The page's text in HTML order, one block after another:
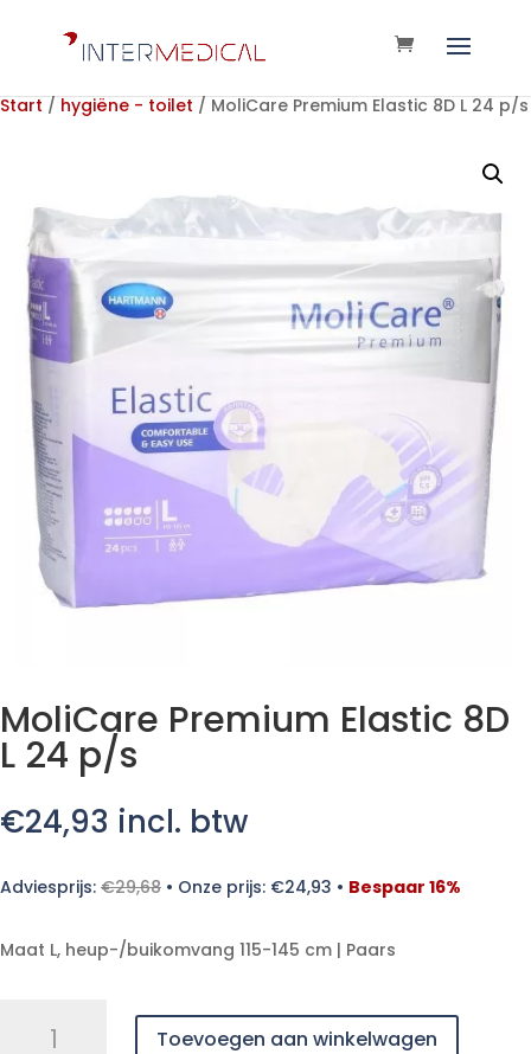
Start / hygiëne - toilet / MoliCare Premium Elastic 8D L 24 p/s
MoliCare Premium Elastic 8D
L 24 p/s
€24,93 incl. btw
Adviesprijs: €29,68 • Onze prijs: €24,93 • Bespaar 16%
Maat L, heup-/buikomvang 115-145 cm | Paars
Premium
Toevoegen aan winkelwagen